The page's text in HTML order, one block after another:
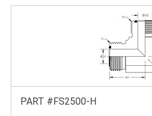
PART #FS2500-H